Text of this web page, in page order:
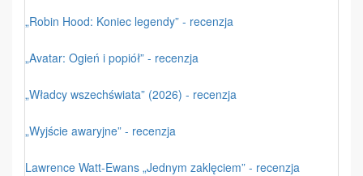
„Robin Hood: Koniec legendy” - recenzja
„Avatar: Ogień i popiół” - recenzja
„Władcy wszechświata” (2026) - recenzja
„Wyjście awaryjne” - recenzja
Lawrence Watt-Ewans „Jednym zaklęciem” - recenzja